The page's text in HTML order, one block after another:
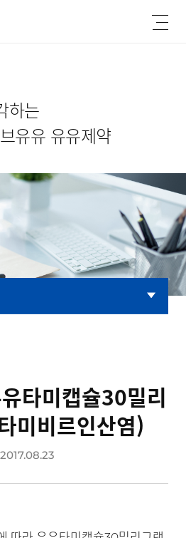
하는
유유 유유제약
타미캡슐30밀리
미비르인산염)
2017.08.23